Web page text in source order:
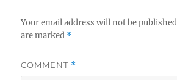
Your email address will not be
are marked *
COMMENT *